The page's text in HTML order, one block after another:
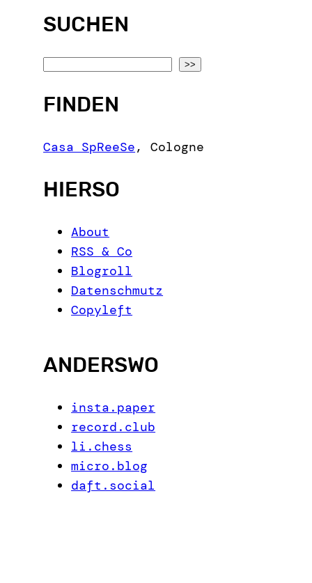
SUCHEN
a
c
>>
FINDEN
Casa SpReeSe,Cologne
HIERSO
About
RSS & Co
Blogroll
Datenschmutz
Copyleft
ANDERSWO
insta.paper
record.club
li.chess
micro.blog
daft.social